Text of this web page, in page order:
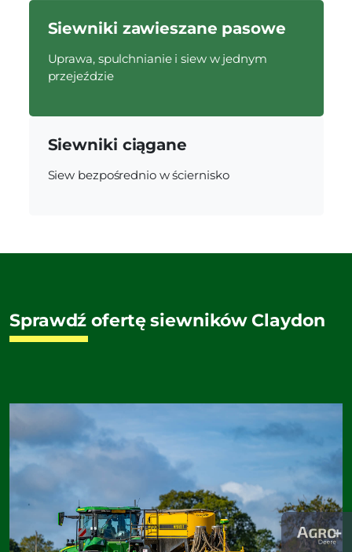
Siewniki zawieszane pasowe
Uprawa, spulchnianie i siew w jednym
przejeździe
Siewniki ciągane
Siew bezpośrednio w ściernisko
Sprawdź ofertę siewników Claydon